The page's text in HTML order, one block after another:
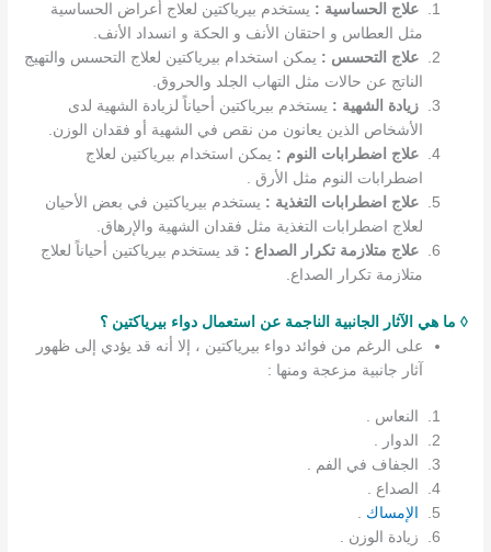
علاج الحساسية : يستخدم بيرياكتين لعلاج أعراض الحساسية
مثل العطاس و احتقان الأنف و الحكة و انسداد الأنف.
علاج التحسس : يمكن استخدام بيرياكتين لعلاج التحسس والتهيج
الناتج عن حالات مثل التهاب الجلد والحروق.
زيادة الشهية : يستخدم بيرياكتين أحياناً لزيادة الشهية لدى
الأشخاص الذين يعانون من نقص في الشهية أو فقدان الوزن.
علاج اضطرابات النوم : يمكن استخدام بيرياكتين لعلاج
اضطرابات النوم مثل الأرق .
علاج اضطرابات التغذية : يستخدم بيرياكتين في بعض الأحيان
لعلاج اضطرابات التغذية مثل فقدان الشهية والإرهاق.
علاج متلازمة تكرار الصداع : قد يستخدم بيرياكتين أحياناً لعلاج
متلازمة تكرار الصداع.
◊ ما هي الآثار الجانبية الناجمة عن استعمال دواء بيرياكتين ؟
على الرغم من فوائد دواء بيرياكتين ، إلا أنه قد يؤدي إلى ظهور
آثار جانبية مزعجة ومنها :
النعاس .
الدوار .
الجفاف في الفم .
الصداع .
الإمساك .
زيادة الوزن .